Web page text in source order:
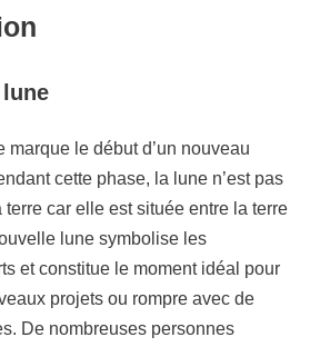
marque le début d’un nouveau
cette phase, la lune n’est pas
car elle est située entre la terre
lune symbolise les
et constitue le moment idéal pour
projets ou rompre avec de
De nombreuses personnes